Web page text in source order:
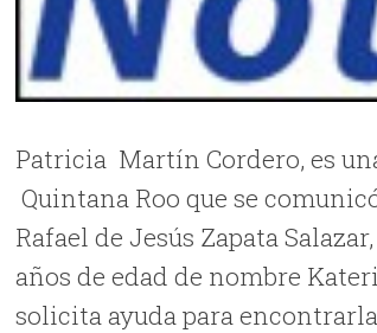
Patricia Martín Cordero, es
Quintana Roo que se
Rafael de Jesús Zapata
años de edad de nombre
solicita ayuda para